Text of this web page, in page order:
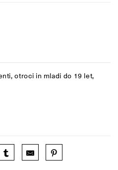
otroci in mladi do 19 let,